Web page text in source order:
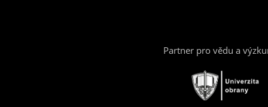
Partner pro vědu a